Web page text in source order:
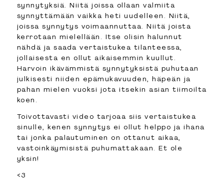
synnytyksiä. Niitä joissa ollaan valmiita
synnyttämään vaikka heti uudelleen. Niitä,
joissa synnytys voimaannuttaa. Niitä joista
kerrotaan mielellään. Itse olisin halunnut
nähdä ja saada vertaistukea tilanteessa,
jollaisesta en ollut aikaisemmin kuullut.
Harvoin ikävämmistä synnytyksistä puhutaan
julkisesti niiden epämukavuuden, häpeän ja
pahan mielen vuoksi jota itsekin asian tiimoilta
koen.
Toivottavasti video tarjoaa siis vertaistukea
sinulle, kenen synnytys ei ollut helppo ja ihana
tai jonka palautuminen on ottanut aikaa,
vastoinkäymisistä puhumattakaan. Et ole
yksin!
<3